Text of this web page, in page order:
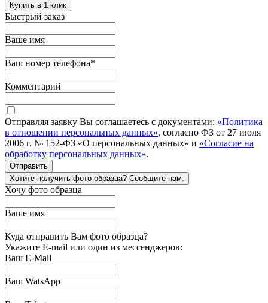
Купить в 1 клик
Быстрый заказ
Ваше имя
Ваш номер телефона*
Комментарий
Отправляя заявку Вы соглашаетесь с документами: «Политика
в отношении персональных данных», согласно ФЗ от 27 июля
2006 г. № 152-ФЗ «О персональных данных» и «Согласие на
обработку персональных данных».
Отправить
Хотите получить фото образца? Сообщите нам.
Хочу фото образца
Ваше имя
Куда отправить Вам фото образца?
Укажите E-mail или один из мессенджеров:
Ваш E-Mail
Ваш WatsApp